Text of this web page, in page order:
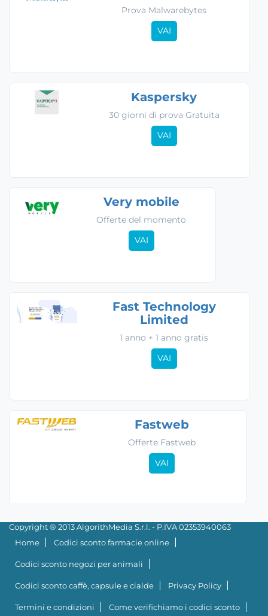
Prova Malwarebytes
VAI
Kaspersky
30 giorni di prova Gratuita
VAI
Very mobile
Offerte del momento
VAI
Fast Technology
Limited
1 anno + 1 anno gratis
VAI
Fastweb
Offerte Fastweb
VAI
Copyright ® 2013 AlgorithMedia S.r.l. - P.IVA 02353940063
Home
Codici sconto farmacie online
Codici sconto negozi per animali
Codici sconto caffè, capsule e cialde Privacy Policy
Termini e condizioni Come verifichiamo i codici sconto